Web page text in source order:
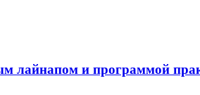
лайнапом и программой